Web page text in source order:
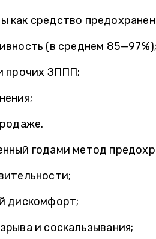
как средство
(в среднем 85—97%);
прочих ЗППП;
годами метод
дискомфорт;
и соскальзывания;